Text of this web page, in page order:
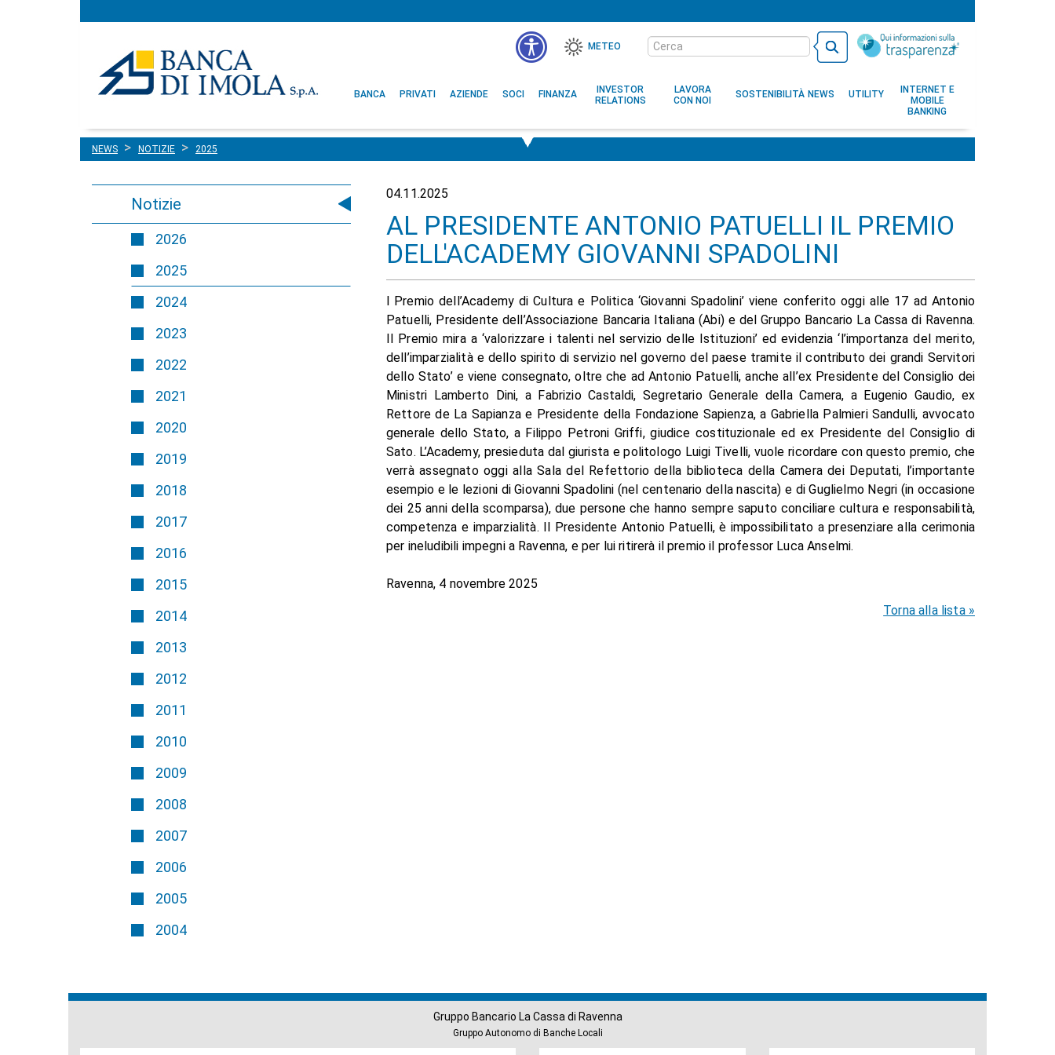
METEO
Cerca
nel
sito
principale
BANCA PRIVATI AZIENDE SOCI FINANZA
INVESTOR
RELATIONS
LAVORA
CON NOI
SOSTENIBILITÀ NEWS UTILITY
INTERNET E
MOBILE
BANKING
NEWS NOTIZIE 2025
Notizie
2026
2025
2024
2023
2022
2021
2020
2019
2018
2017
2016
2015
2014
2013
2012
2011
2010
2009
2008
2007
2006
2005
2004
04.11.2025
AL PRESIDENTE ANTONIO PATUELLI IL PREMIO
DELL'ACADEMY GIOVANNI SPADOLINI
l Premio dell’Academy di Cultura e Politica ‘Giovanni Spadolini’ viene conferito oggi alle 17 ad Antonio
Patuelli, Presidente dell’Associazione Bancaria Italiana (Abi) e del Gruppo Bancario La Cassa di Ravenna.
Il Premio mira a ‘valorizzare i talenti nel servizio delle Istituzioni’ ed evidenzia ‘l’importanza del merito,
dell’imparzialità e dello spirito di servizio nel governo del paese tramite il contributo dei grandi Servitori
dello Stato’ e viene consegnato, oltre che ad Antonio Patuelli, anche all’ex Presidente del Consiglio dei
Ministri Lamberto Dini, a Fabrizio Castaldi, Segretario Generale della Camera, a Eugenio Gaudio, ex
Rettore de La Sapianza e Presidente della Fondazione Sapienza, a Gabriella Palmieri Sandulli, avvocato
generale dello Stato, a Filippo Petroni Griffi, giudice costituzionale ed ex Presidente del Consiglio di
Sato. L’Academy, presieduta dal giurista e politologo Luigi Tivelli, vuole ricordare con questo premio, che
verrà assegnato oggi alla Sala del Refettorio della biblioteca della Camera dei Deputati, l’importante
esempio e le lezioni di Giovanni Spadolini (nel centenario della nascita) e di Guglielmo Negri (in occasione
dei 25 anni della scomparsa), due persone che hanno sempre saputo conciliare cultura e responsabilità,
competenza e imparzialità. Il Presidente Antonio Patuelli, è impossibilitato a presenziare alla cerimonia
per ineludibili impegni a Ravenna, e per lui ritirerà il premio il professor Luca Anselmi.
Ravenna, 4 novembre 2025
Torna alla lista »
Gruppo Bancario La Cassa di Ravenna
Gruppo Autonomo di Banche Locali